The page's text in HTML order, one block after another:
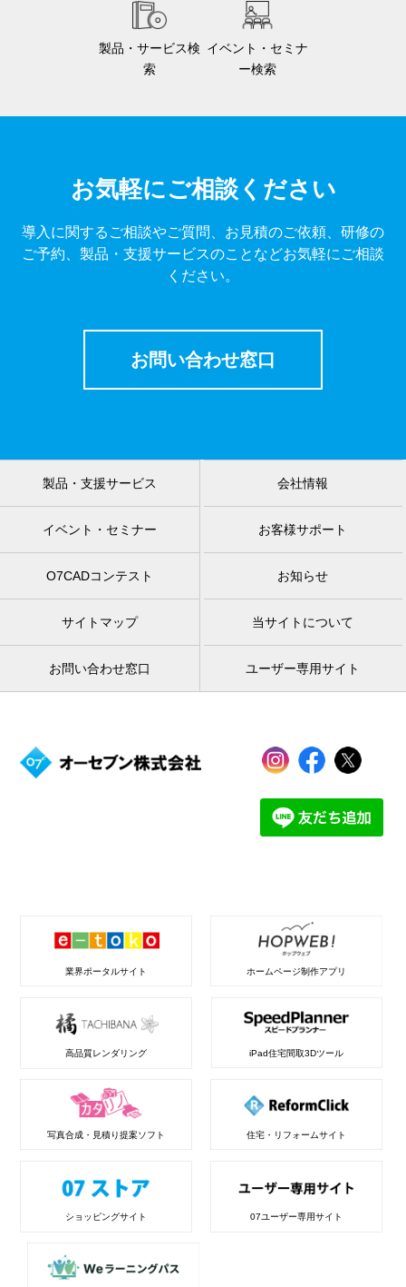
製品・サービス検
索
イベント・セミナ
ー検索
お気軽にご相談ください
導入に関するご相談やご質問、お見積のご依頼、研修の
ご予約、製品・支援サービスのことなどお気軽にご相談
ください。
お問い合わせ窓口
製品・支援サービス 会社情報
イベント・セミナー お客様サポート
O7CADコンテスト お知らせ
サイトマップ 当サイトについて
お問い合わせ窓口 ユーザー専用サイト
業界ポータルサイト ホームページ制作アプリ
高品質レンダリング iPad住宅間取3Dツール
写真合成・見積り提案ソフト 住宅・リフォームサイト
ショッピングサイト 07ユーザー専用サイト